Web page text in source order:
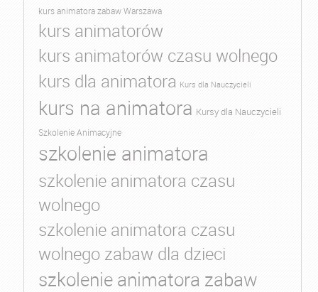
kurs animatora zabaw Warszawa
kurs animatorów
kurs animatorów czasu wolnego
kurs dla animatora Kurs dla Nauczycieli
kurs na animatora Kursy dla Nauczycieli
Szkolenie Animacyjne
szkolenie animatora
szkolenie animatora czasu
wolnego
szkolenie animatora czasu
wolnego zabaw dla dzieci
szkolenie animatora zabaw